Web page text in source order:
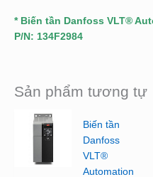
* Biến tần Danfoss VLT®
P/N: 134F2984
Sản phẩm tương tự
Biến tần
Danfoss
VLT®
Automation